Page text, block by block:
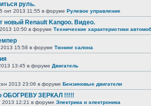
руль.
окт 2013 11:55 в форуме Рулевое управление
новый Renault Kangoo. Видео.
10:50 в форуме Технические характеристики
15:58 в форуме Тюнинг салона
13:45 в форуме Двигатель
2013 23:06 в форуме Бензиновые двигатели
ОБОГРЕВУ ЗЕРКАЛ !!!!!
2013 12:21 в форуме Электрика и электроника